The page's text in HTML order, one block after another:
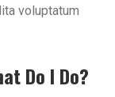
voluptatum
Do I Do?